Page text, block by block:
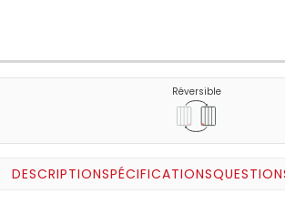
Réversible
DESCRIPTIONSPÉCIFICATIONS